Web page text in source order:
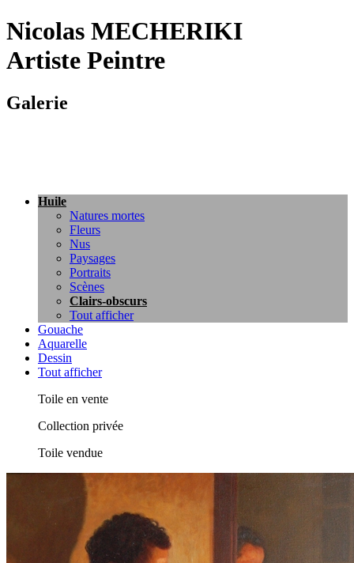
Nicolas MECHERIKI
Artiste Peintre
Galerie
Huile
Natures mortes
Fleurs
Nus
Paysages
Portraits
Scènes
Clairs-obscurs
Tout afficher
Gouache
Aquarelle
Dessin
Tout afficher
Toile en vente
Collection privée
Toile vendue